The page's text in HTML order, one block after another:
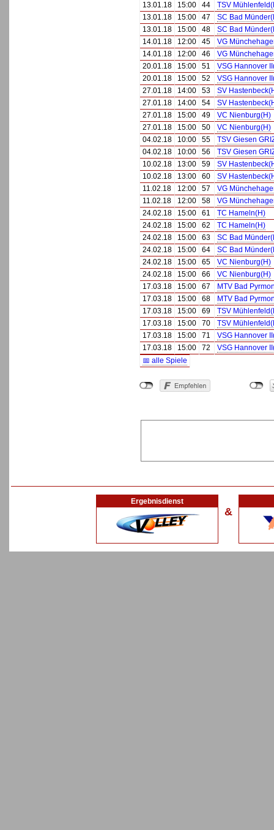
13.01.18
15:00 44
TSV
13.01.18
15:00 47
SC Bad
13.01.18
15:00 48
SC Bad
14.01.18
12:00 45
VG
14.01.18
12:00 46
VG
20.01.18
15:00 51
VSG Hannover
20.01.18
15:00 52
VSG Hannover
27.01.18
14:00 53
SV
27.01.18
14:00 54
SV
27.01.18
15:00 49
VC Nienburg(H)
27.01.18
15:00 50
VC Nienburg(H)
04.02.18
10:00 55
TSV Giesen
04.02.18
10:00 56
TSV Giesen
10.02.18
13:00 59
SV
10.02.18
13:00 60
SV
11.02.18
12:00 57
VG
11.02.18
12:00 58
VG
24.02.18
15:00 61
TC Hameln(H)
24.02.18
15:00 62
TC Hameln(H)
24.02.18
15:00 63
SC Bad
24.02.18
15:00 64
SC Bad
24.02.18
15:00 65
VC Nienburg(H)
24.02.18
15:00 66
VC Nienburg(H)
17.03.18
15:00 67
MTV Bad
17.03.18
15:00 68
MTV Bad
17.03.18
15:00 69
TSV
17.03.18
15:00 70
TSV
17.03.18
15:00 71
VSG Hannover
17.03.18
15:00 72
VSG Hannover
📅 alle Spiele
Ergebnisdienst
&